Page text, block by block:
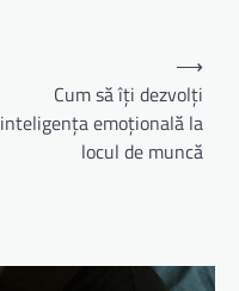
Cum să îți dezvolți
inteligența emoțională la
locul de muncă
⟶